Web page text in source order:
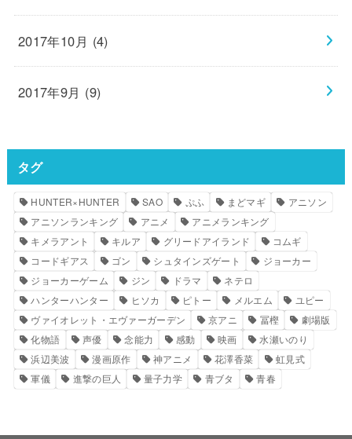
2017年10月 (4)
2017年9月 (9)
タグ
HUNTER×HUNTER SAO ぷふ まどマギ
アニソン
アニソンランキング
アニメ
アニメランキング
キメラアント
キルア グリードアイランド
コムギ
コードギアス
ゴン シュタインズゲート
ジョーカー
ジョーカーゲーム
ジン ドラマ
ネテロ
ハンターハンター
ヒソカ ピトー メルエム
ユピー
ヴァイオレット・エヴァーガーデン
京アニ 冨樫
劇場版
化物語
声優 念能力 感動 映画
水瀬いのり
浜辺美波
漫画原作 神アニメ 花澤香菜
虹見式
軍儀
進撃の巨人 量子力学 青ブタ 青春